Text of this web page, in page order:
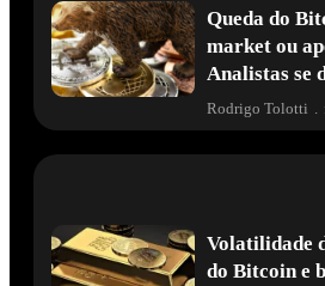
Queda do
market ou
Analistas se
Rodrigo Tolotti .
Volatilidade
do Bitcoin e